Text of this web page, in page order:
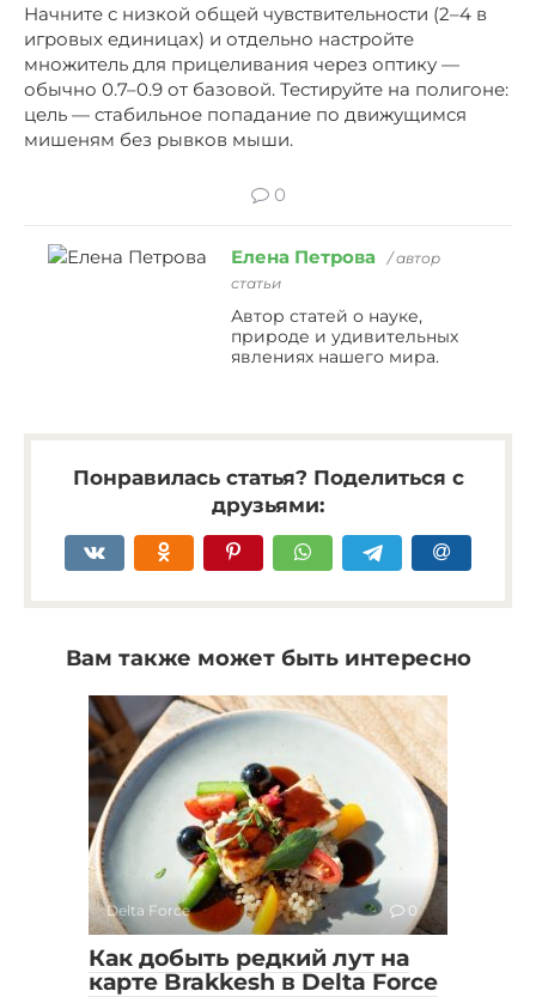
Начните с низкой общей чувствительности (2–4 в
игровых единицах) и отдельно настройте
множитель для прицеливания через оптику —
обычно 0.7–0.9 от базовой. Тестируйте на полигоне:
цель — стабильное попадание по движущимся
мишеням без рывков мыши.
0
Елена Петрова
/ автор
статьи
Автор статей о науке,
природе и удивительных
явлениях нашего мира.
Понравилась статья? Поделиться с
друзьями:
Вам также может быть интересно
Delta Force 0
Как добыть редкий лут на
карте Brakkesh в Delta Force